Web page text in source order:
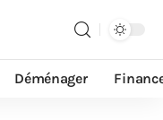
Déménager